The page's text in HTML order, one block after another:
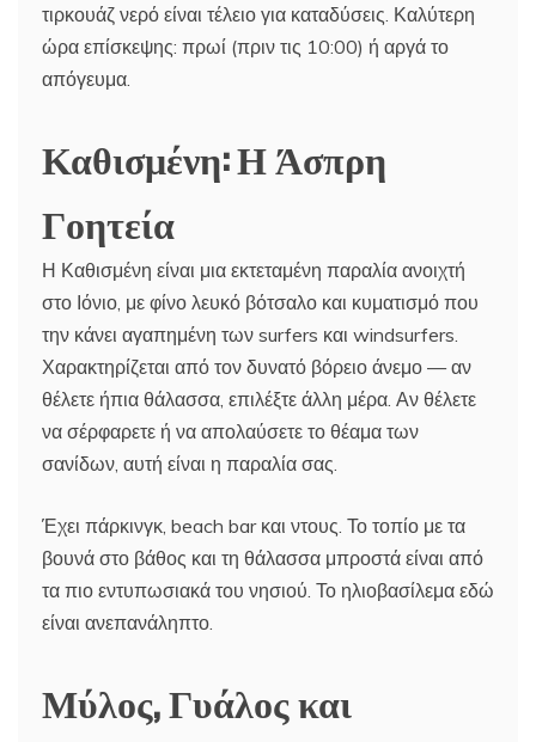
τιρκουάζ νερό είναι τέλειο για καταδύσεις. Καλύτερη
ώρα επίσκεψης: πρωί (πριν τις 10:00) ή αργά το
απόγευμα.
Καθισμένη: Η Άσπρη
Γοητεία
Η Καθισμένη είναι μια εκτεταμένη παραλία ανοιχτή
στο Ιόνιο, με φίνο λευκό βότσαλο και κυματισμό που
την κάνει αγαπημένη των surfers και windsurfers.
Χαρακτηρίζεται από τον δυνατό βόρειο άνεμο — αν
θέλετε ήπια θάλασσα, επιλέξτε άλλη μέρα. Αν θέλετε
να σέρφαρετε ή να απολαύσετε το θέαμα των
σανίδων, αυτή είναι η παραλία σας.
Έχει πάρκινγκ, beach bar και ντους. Το τοπίο με τα
βουνά στο βάθος και τη θάλασσα μπροστά είναι από
τα πιο εντυπωσιακά του νησιού. Το ηλιοβασίλεμα εδώ
είναι ανεπανάληπτο.
Μύλος, Γυάλος και